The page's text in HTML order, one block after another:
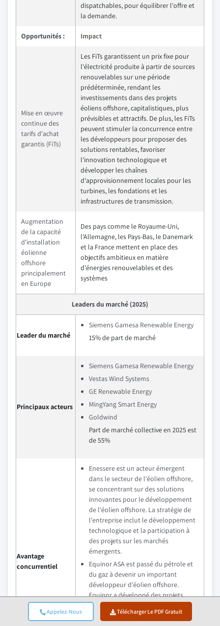
Appelez-Nous Télécharger Le PDF Gratuit
dispatchables, pour équilibrer l'offre et
la demande.
Opportunités : Impact
Mise en œuvre
continue des
tarifs d'achat
garantis (FiTs)
Les FiTs garantissent un prix fixe pour
l'électricité produite à partir de sources
renouvelables sur une période
prédéterminée, rendant les
investissements dans des projets
éoliens offshore, capitalistiques, plus
prévisibles et attractifs. De plus, les FiTs
peuvent stimuler la concurrence entre
les développeurs pour proposer des
solutions rentables, favoriser
l'innovation technologique et
développer les chaînes
d'approvisionnement locales pour les
turbines, les fondations et les
infrastructures de transmission.
Augmentation
de la capacité
d'installation
éolienne
offshore
principalement
en Europe
Des pays comme le Royaume-Uni,
l'Allemagne, les Pays-Bas, le Danemark
et la France mettent en place des
objectifs ambitieux en matière
d'énergies renouvelables et des
systèmes
Leaders du marché (2025)
Leader du marché
Siemens Gamesa Renewable Energy
15% de part de marché
Principaux acteurs
Siemens Gamesa Renewable Energy
Vestas Wind Systems
GE Renewable Energy
MingYang Smart Energy
Goldwind
Part de marché collective en 2025 est
de 55%
Avantage
concurrentiel
Enessere est un acteur émergent
dans le secteur de l'éolien offshore,
se concentrant sur des solutions
innovantes pour le développement
de l'éolien offshore. La stratégie de
l'entreprise inclut le développement
technologique et la participation à
des projets sur les marchés
émergents.
Equinor ASA est passé du pétrole et
du gaz à devenir un important
développeur d'éolien offshore.
Equinor a développé des projets
éoliens offshore significatifs en
Europe et étend ses activités aux